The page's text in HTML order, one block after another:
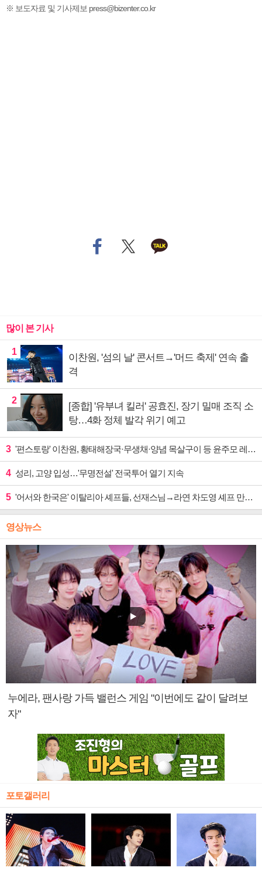
※ 보도자료 및 기사제보 press@bizenter.co.kr
많이 본 기사
1
이찬원, '섬의 날' 콘서트→'머드 축제' 연속 출
격
2
[종합] '유부녀 킬러' 공효진, 장기 밀매 조직 소
탕…4화 정체 발각 위기 예고
3 '편스토랑' 이찬원, 황태해장국·무생채·양념 목살구이 등 윤주모 레시피 섭렵
4 성리, 고양 입성…'무명전설' 전국투어 열기 지속
5 '어서와 한국은' 이탈리아 셰프들, 선재스님→라연 차도영 셰프 만난다
영상뉴스
누에라, 팬사랑 가득 밸런스 게임 "이번에도 같이 달려보
자"
포토갤러리